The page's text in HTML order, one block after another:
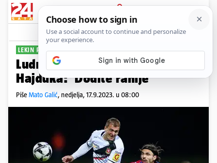
PRIJAVA
Sport Komentari
LEKIN POVRATAK
Ludnica u Velikoj Gorici uoči
Hajduka: 'Dođite ranije'
PišeMato Galić, nedjelja, 17.9.2023. u 08:00